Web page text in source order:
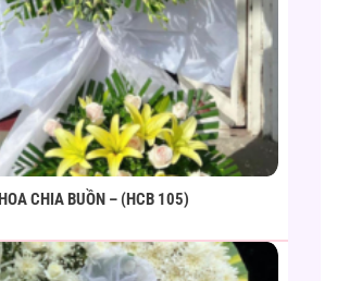
HOA CHIA BUỒN – (HCB 105)